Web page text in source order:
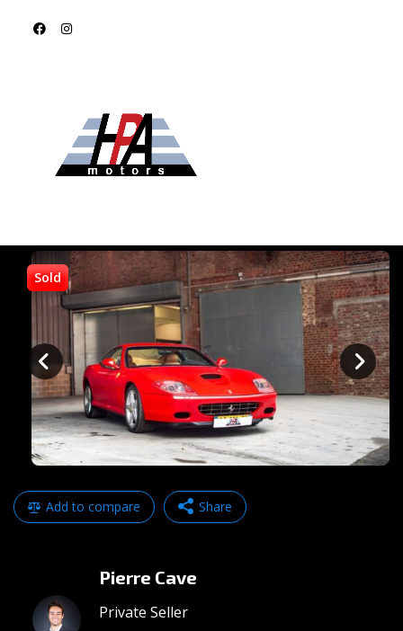
FERRARI 575 M
MARANELLO 2005
Sold
Add to compare Share
Facebook
Email
Pierre Cave
Private Seller